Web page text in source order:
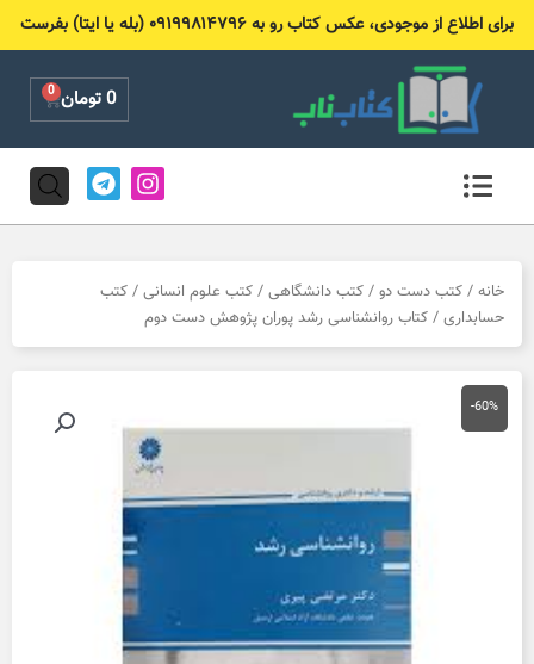
برای اطلاع از موجودی، عکس کتاب رو به ۰۹۱۹۹۸۱۴۷۹۶ (بله یا ایتا) بفرست
0تومان 0
Cart
I
n
s
g
r
a
T
e
l
r
m
خانه / کتب دست دو / کتب دانشگاهی / کتب علوم انسانی / کتب
حسابداری / کتاب روانشناسی رشد پوران پژوهش دست دوم
-60%